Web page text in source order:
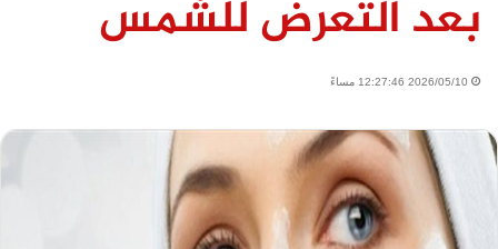
بعد التعرض للشمس
2026/05/10 12:27:46 مساءً